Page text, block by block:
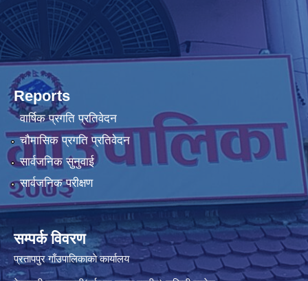
Reports
वार्षिक प्रगति प्रतिवेदन
चौमासिक प्रगति प्रतिवेदन
सार्वजनिक सुनुवाई
सार्वजनिक परीक्षण
सम्पर्क विवरण
प्रतापपुर गाँउपालिकाकाे कार्यालय